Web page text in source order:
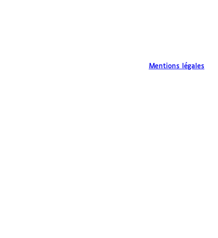
Mentions légales